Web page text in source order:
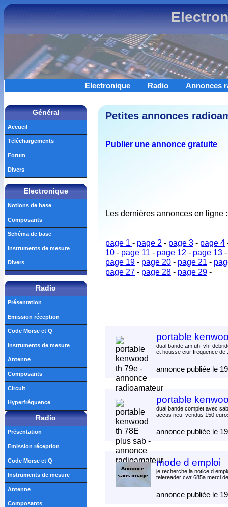
Electronique Radio Annonces
Petites annonces
Publier une annonce gratuite
Les dernières annonces en ligne :
page 1 - page 2 - page 3 - page 4
10 - page 11 - page 12 - page 13
page 19 - page 20 - page 21 -
page 27 - page 28 - page 29 -
portable
dual bande am uhf vhf
et housse ciur frequence de
annonce publiée le
portable
dual bande complet avec
accus neuf vendus 150
annonce publiée le
mode d emploi
je recherche la notice d
telereader cwr 685a merci
annonce publiée le
Général
Accueil
Téléchargements
Forum
Divers
Electronique
Notions de base
Composants
Schéma de base
Instruments de mesure
Divers
Radio
Présentation
Emission réception
Code Morse et Q
Instruments de mesure
Antenne
Composants
Circuit
Hyperfréquence
Radio
Présentation
Emission réception
Code Morse et Q
Instruments de mesure
Antenne
Composants